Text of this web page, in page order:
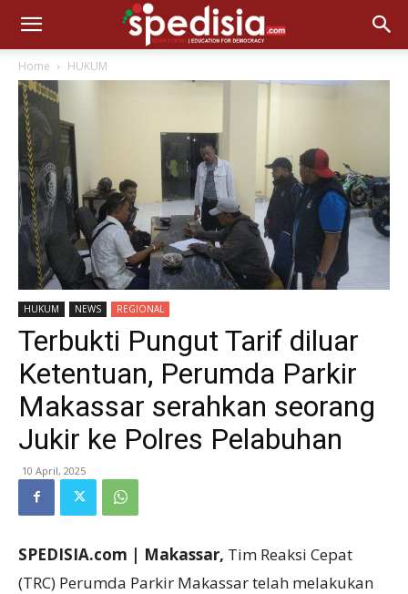
Home HUKUM
HUKUM NEWS REGIONAL
Terbukti Pungut Tarif diluar
Ketentuan, Perumda Parkir
Makassar serahkan seorang
Jukir ke Polres Pelabuhan
10 April, 2025
SPEDISIA.com | Makassar, Tim Reaksi Cepat
(TRC) Perumda Parkir Makassar telah melakukan